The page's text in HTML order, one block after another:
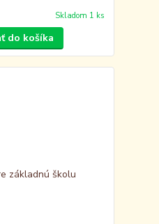
Skladom 1 ks
do košíka